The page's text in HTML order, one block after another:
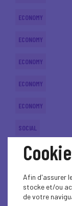
ECONOMY
ECONOMY
ECONOMY
ECONOMY
ECONOMY
SOCIAL
ECONOMY
ECONOMY
Afin d'assurer
stocke et/ou
de votre